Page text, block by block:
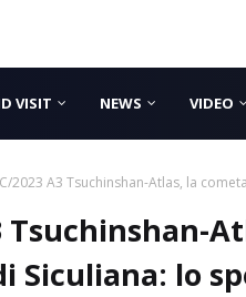
VISIT NEWS VIDEO
C/2023 A3 Tsuchinshan-Atlas, la
Tsuchinshan-
Siculiana: lo